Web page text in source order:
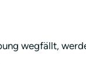
wegfällt,